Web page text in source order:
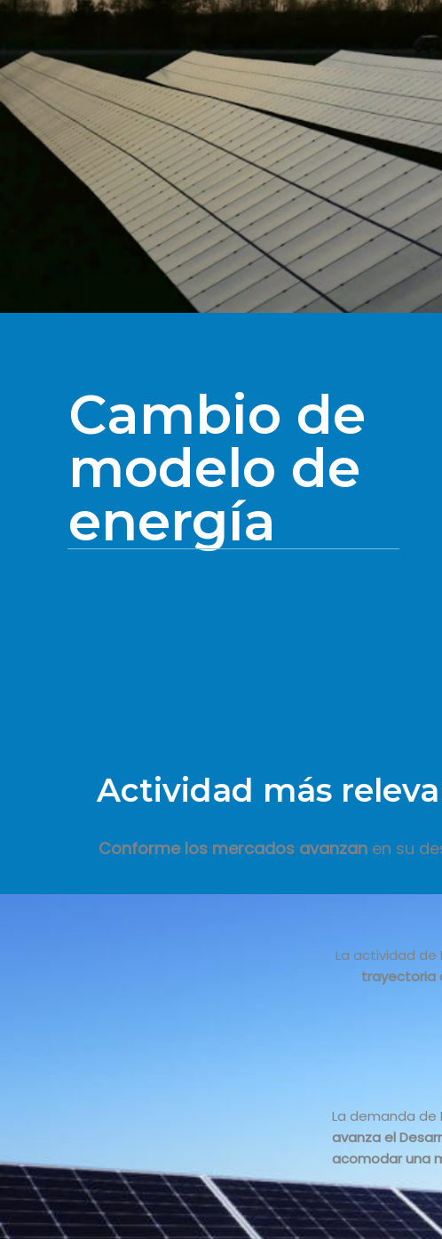
Cambio de
modelo de
energía
Actividad más
Conforme los mercados avanzan en su
La actividad de
trayectoria
La demanda de
avanza el
acomodar una